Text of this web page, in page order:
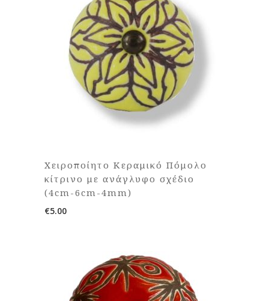
Χειροποίητο Κεραμικό Πόμολο
κίτρινο με ανάγλυφο σχέδιο
(4cm-6cm-4mm)
€5.00